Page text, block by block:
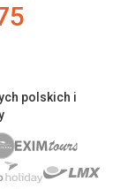
polskich i